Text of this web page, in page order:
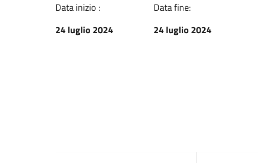
Data inizio :
24 luglio 2024
Data fine:
24 luglio 2024